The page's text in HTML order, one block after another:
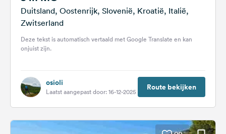
Duitsland, Oostenrijk, Slovenië, Kroatië, Italië,
Zwitserland
Deze tekst is automatisch vertaald met Google Translate en kan
onjuist zijn.
osioli
Laatst aangepast door: 16-12-2025 Route bekijken